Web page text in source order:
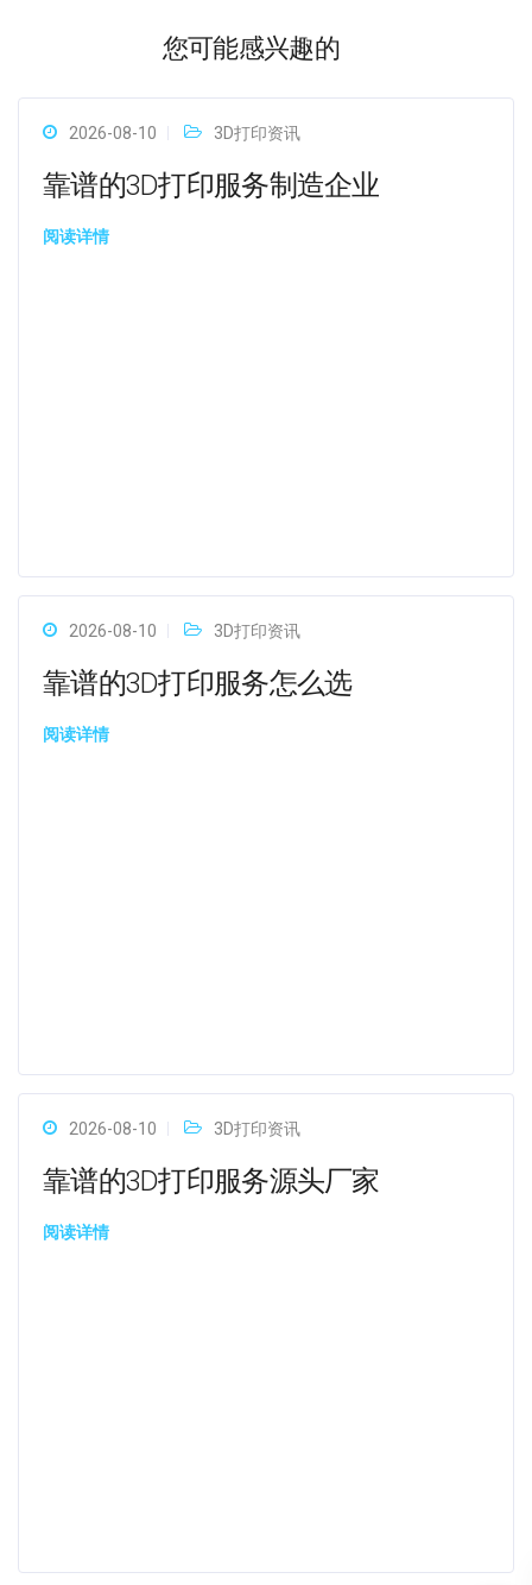
您可能感兴趣的
2026-08-10 3D打印资讯
靠谱的3D打印服务制造企业
阅读详情
2026-08-10 3D打印资讯
靠谱的3D打印服务怎么选
阅读详情
2026-08-10 3D打印资讯
靠谱的3D打印服务源头厂家
阅读详情